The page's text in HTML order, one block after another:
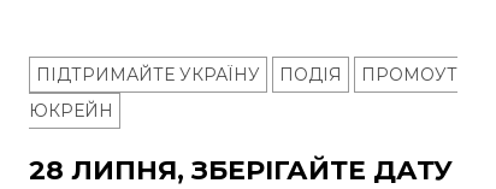
ПІДТРИМАЙТЕ УКРАЇНУ ПОДІЯ
ПРОМОУТ
ЮКРЕЙН
28 ЛИПНЯ, ЗБЕРІГАЙТЕ ДАТУ